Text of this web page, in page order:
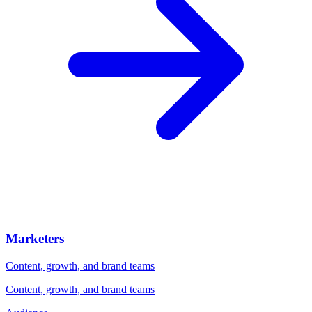
Marketers
Content, growth, and brand teams
Content, growth, and brand teams